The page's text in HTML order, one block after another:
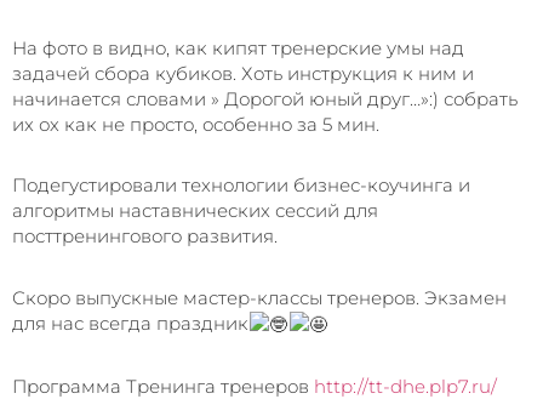
На фото в видно, как кипят тренерские умы над
задачей сбора кубиков. Хоть инструкция к ним и
начинается словами » Дорогой юный друг…»:) собрать
их ох как не просто, особенно за 5 мин.
Подегустировали технологии бизнес-коучинга и
алгоритмы наставнических сессий для
посттренингового развития.
Скоро выпускные мастер-классы тренеров. Экзамен
для нас всегда праздник
Программа Тренинга тренеров http://tt-dhe.plp7.ru/